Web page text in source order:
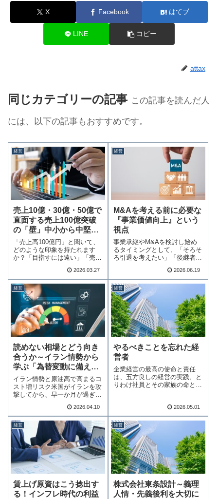
X Facebook はてブ
LINE コピー
attax
同じカテゴリーの記事 この記事を読んだ人
には、以下の記事もおすすめです。
経営
売上10億・30億・50億で
直面する売上100億突破
の「壁」中小から中堅へ
の成長が日本を変える
「売上高100億円」と聞いて、
どのような印象を持たれます
か？「目指すには遠い」「売上
2026.03.27
経営
M&Aを考える前に必要な
『事業価値向上』という
視点
事業承継やM&Aを検討し始め
るタイミングとして、「そろそ
ろ引退を考えたい」「後継者が
2026.06.19
経営
読めない相場とどう向き
合うか～イラン情勢から
学ぶ「為替変動に備える
経営！」～
イラン情勢と原油高で高まるコ
スト増リスク米国がイランを攻
撃してから、早一か月が過ぎま
2026.04.10
経営
やるべきことを忘れた経
営者
企業経営の最高の使命と責任
は、五方良しの経営の実践、と
りわけ社員とその家族の命と生
2026.05.01
経営
賃上げ原資はこう捻出す
る！インフレ時代の利益
経営
株式会社東条設計～義理
人情・先義後利を大切に